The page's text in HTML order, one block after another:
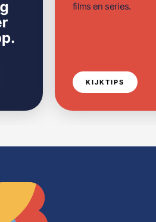
films en series.
KIJKTIPS